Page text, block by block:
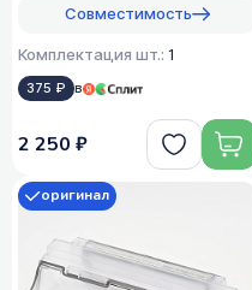
Совместимость
Комплектация шт.: 1
375 ₽ в
2 250 ₽
оригинал